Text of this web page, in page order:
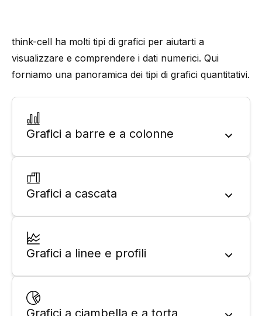
think-cell ha molti tipi di grafici per aiutarti a
visualizzare e comprendere i dati numerici. Qui
forniamo una panoramica dei tipi di grafici quantitativi.
Grafici a barre e a colonne
Grafici a cascata
Grafici a linee e profili
Grafici a ciambella e a torta